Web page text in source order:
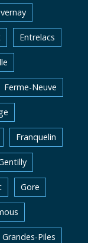
Entrelacs
Ferme-Neuve
Franquelin
Gore
Grandes-Piles